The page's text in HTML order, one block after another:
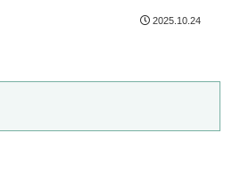
2025.10.24